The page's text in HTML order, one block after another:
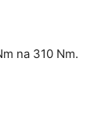
na 310 Nm.